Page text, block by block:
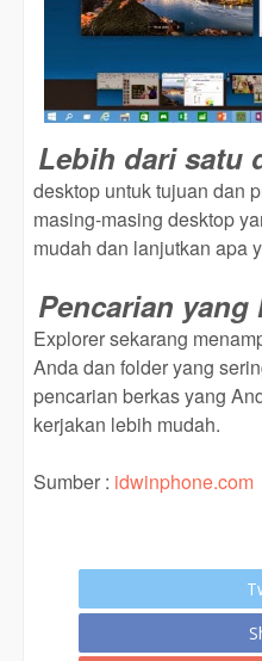
Lebih dari satu
desktop untuk tujuan dan
masing-masing desktop
mudah dan lanjutkan apa
Pencarian
Explorer sekarang
Anda dan folder yang
pencarian berkas yang
kerjakan lebih mudah.
Sumber : idwinphone.com